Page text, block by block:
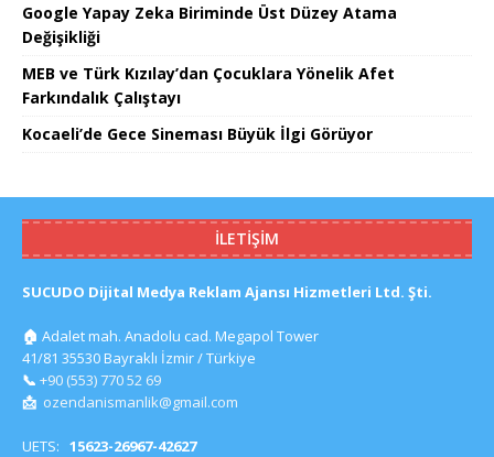
Google Yapay Zeka Biriminde Üst Düzey Atama
Değişikliği
MEB ve Türk Kızılay’dan Çocuklara Yönelik Afet
Farkındalık Çalıştayı
Kocaeli’de Gece Sineması Büyük İlgi Görüyor
İLETIŞIM
SUCUDO Dijital Medya Reklam Ajansı Hizmetleri Ltd. Şti.
🏠 Adalet mah. Anadolu cad. Megapol Tower
41/81 35530 Bayraklı İzmir / Türkiye
📞 +90 (553) 770 52 69
📩 ozendanismanlik@gmail.com
UETS: 15623-26967-42627